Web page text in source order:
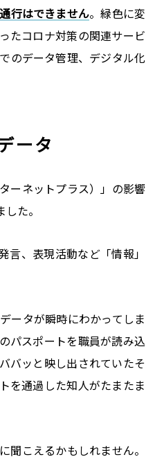
行はできません。緑色に変
たコロナ対策の関連サービ
のデータ管理、デジタル化
ータ
ーネットプラス）」の影響
た。
言、表現活動など「情報」
ータが瞬時にわかってしま
パスポートを職員が読み込
バッと映し出されていたそ
を通過した知人がたまたま
聞こえるかもしれません。